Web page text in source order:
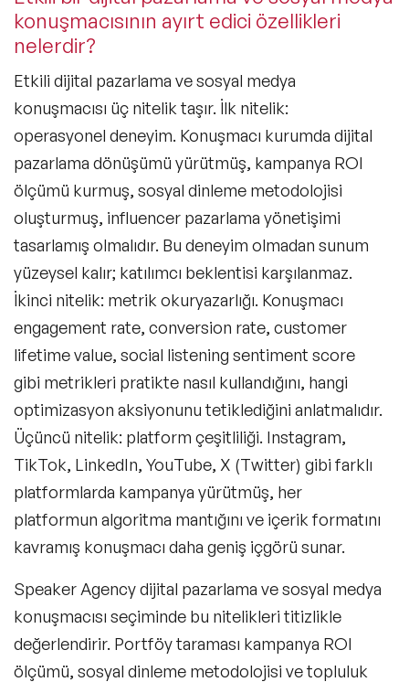
konuşmacısının ayırt edici özellikleri
nelerdir?
Etkili dijital pazarlama ve sosyal medya
konuşmacısı üç nitelik taşır. İlk nitelik:
operasyonel deneyim. Konuşmacı kurumda dijital
pazarlama dönüşümü yürütmüş, kampanya ROI
ölçümü kurmuş, sosyal dinleme metodolojisi
oluşturmuş, influencer pazarlama yönetişimi
tasarlamış olmalıdır. Bu deneyim olmadan sunum
yüzeysel kalır; katılımcı beklentisi karşılanmaz.
İkinci nitelik: metrik okuryazarlığı. Konuşmacı
engagement rate, conversion rate, customer
lifetime value, social listening sentiment score
gibi metrikleri pratikte nasıl kullandığını, hangi
optimizasyon aksiyonunu tetiklediğini anlatmalıdır.
Üçüncü nitelik: platform çeşitliliği. Instagram,
TikTok, LinkedIn, YouTube, X (Twitter) gibi farklı
platformlarda kampanya yürütmüş, her
platformun algoritma mantığını ve içerik formatını
kavramış konuşmacı daha geniş içgörü sunar.
Speaker Agency dijital pazarlama ve sosyal medya
konuşmacısı seçiminde bu nitelikleri titizlikle
değerlendirir. Portföy taraması kampanya ROI
ölçümü, sosyal dinleme metodolojisi ve topluluk
Liderlik Konuşmacıları
Yapay Zeka Konuşmacıları
Pazarlama & Yaratıcılık Konuşmacıları
Mindfulness Konuşmacıları
Dijital Dönüşüm Konuşmacıları
Değişim Yönetimi Konuşmacıları
C-Level Konuşmacılar
Mizah Konuşmacıları
Müşteri & Tüketici Trendleri Konuşmacıları
Vizyon & Strateji Konuşmacıları
İnovasyon Konuşmacıları
Toplum & Uluslararası İlişkiler Konuşmacıları
Girişimcilik Konuşmacıları
Neuro Science (Sinir Bilimi) Konuşmacıları
Filtrele Temizle